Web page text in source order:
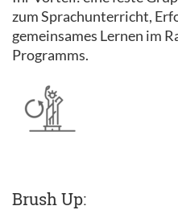
zum Sprachunterricht,
gemeinsames Lernen im
Programms.
Brush Up: